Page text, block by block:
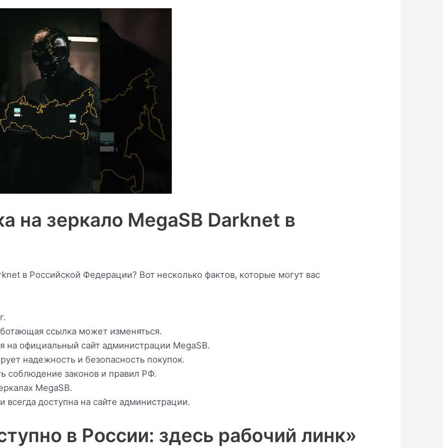
на зеркало MegaSB Darknet в
в Российской Федерации? Вот несколько фактов, которые могут вас
ссылка может изменяться.
на официальный сайт администрации MegaSB.
надежность и безопасность покупок.
соблюдение законов и правил РФ.
MegaSB.
доступна на сайте администрации.
в России: здесь рабочий линк»